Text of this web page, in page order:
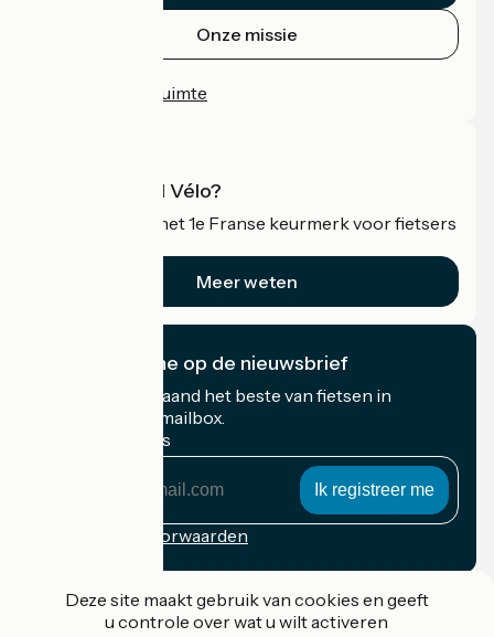
Onze missie
Professionele ruimte
Wat is Accueil Vélo?
Accueil Vélo is het 1e Franse keurmerk voor fietsers
Meer weten
Ik abonneer me op de nieuwsbrief
Ontvang elke maand het beste van fietsen in
Frankrijk in uw mailbox.
Mijn e-mailadres
Inschrijvingsvoorwaarden
Deze site maakt gebruik van cookies en geeft
u controle over wat u wilt activeren